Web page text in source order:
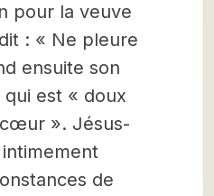
pour la veuve
: « Ne pleure
ensuite son
est « doux
». Jésus-
de